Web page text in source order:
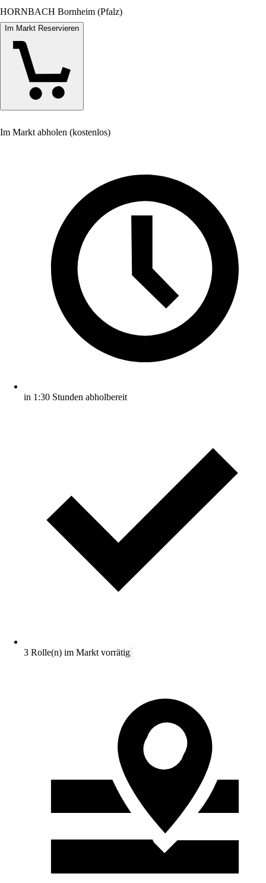
HORNBACH Bornheim (Pfalz)
Im Markt Reservieren
Im Markt abholen (kostenlos)
in 1:30 Stunden abholbereit
3 Rolle(n) im Markt vorrätig